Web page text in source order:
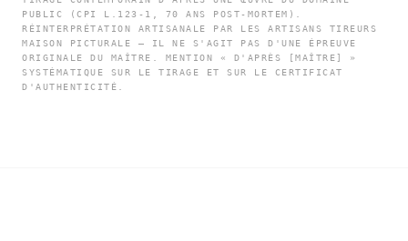
PUBLIC (CPI L.123-1, 70 ANS POST-MORTEM).
RÉINTERPRÉTATION ARTISANALE PAR LES ARTISANS TIREURS
MAISON PICTURALE — IL NE S'AGIT PAS D'UNE ÉPREUVE
ORIGINALE DU MAÎTRE. MENTION « D'APRÈS [MAÎTRE] »
SYSTÉMATIQUE SUR LE TIRAGE ET SUR LE CERTIFICAT
D'AUTHENTICITÉ.